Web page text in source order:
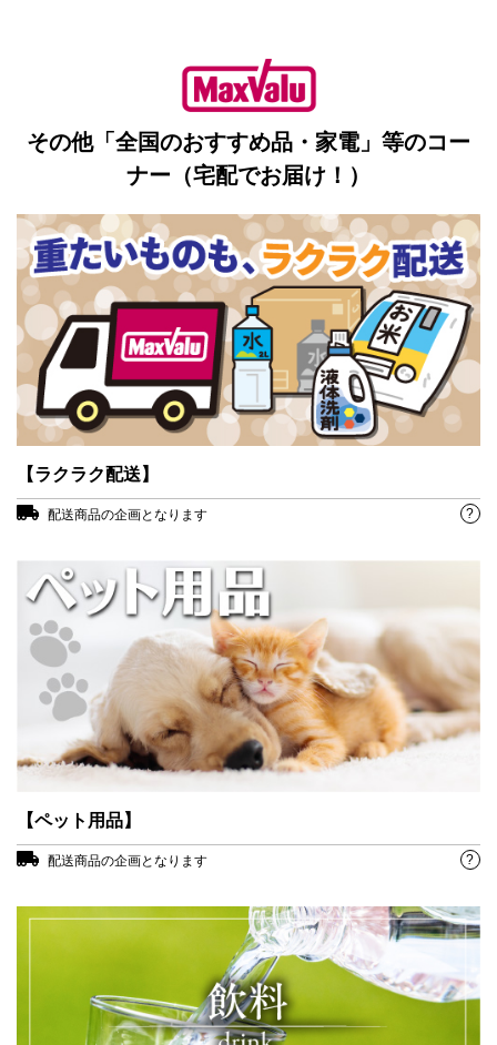
その他「全国のおすすめ品・家電」等のコー
ナー（宅配でお届け！）
【ラクラク配送】
配送商品の企画となります ?
【ペット用品】
配送商品の企画となります ?